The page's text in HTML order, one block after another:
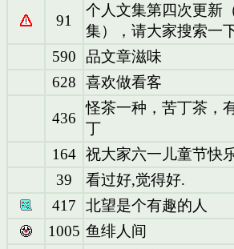
91
个人文集第四次更新
集），请大家搜索一
590
品文章滋味
628
喜欢做看客
436
怪茶一种，苦丁茶，
丁
164 祝大家六一儿童节快
39
看过好,觉得好.
417
北望是个有趣的人
1005 鱼绯人间